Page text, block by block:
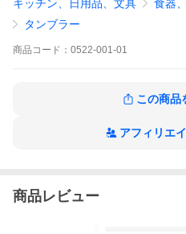
キッチン、日用品、文具
食器
タンブラー
商品 コード： 0522-001-01
この商品
アフィリエ
商品レビュー